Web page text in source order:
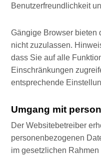
Benutzerfreundlichkeit
Gängige Browser bieten
nicht zuzulassen.
dass Sie auf alle
Einschränkungen
entsprechende
Umgang mit
Der Websitebetreiber
personenbezogenen
im gesetzlichen